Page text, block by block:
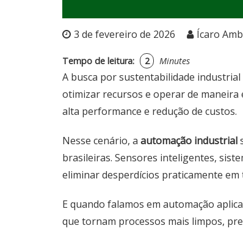
3 de fevereiro de 2026 Ícaro
Tempo de leitura: 2 Minutes
A busca por sustentabilidade
otimizar recursos e operar de maneira
alta performance e redução de custos.
Nesse cenário, a automação industrial
brasileiras. Sensores inteligentes,
eliminar desperdícios praticamente em
E quando falamos em automação
que tornam processos mais limpos,